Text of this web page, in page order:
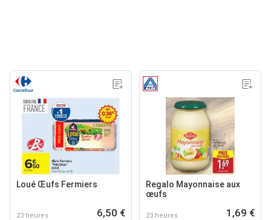
Loué Œufs Fermiers
23 heures 6,50 €
Regalo Mayonnaise aux
œufs
23 heures 1,69 €